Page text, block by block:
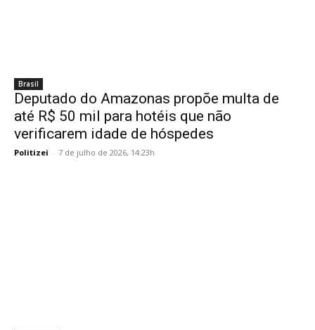
Brasil
Deputado do Amazonas propõe multa de
até R$ 50 mil para hotéis que não
verificarem idade de hóspedes
Politizei - 7 de julho de 2026, 14:23h